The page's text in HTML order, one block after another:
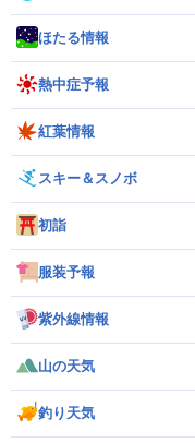
ほたる情報
熱中症予報
紅葉情報
スキー＆スノボ
初詣
服装予報
紫外線情報
山の天気
釣り天気